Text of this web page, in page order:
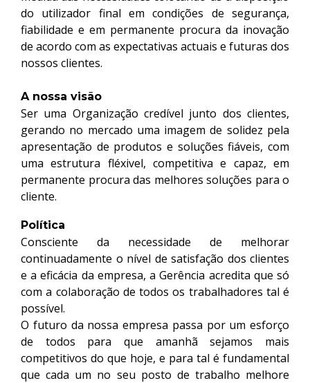
do utilizador final em condições de segurança,
fiabilidade e em permanente procura da inovação
de acordo com as expectativas actuais e futuras dos
nossos clientes.
A nossa visão
Ser uma Organização credível junto dos clientes,
gerando no mercado uma imagem de solidez pela
apresentação de produtos e soluções fiáveis, com
uma estrutura fléxivel, competitiva e capaz, em
permanente procura das melhores soluções para o
cliente.
louis vuitton replica
Política
Consciente da necessidade de melhorar
continuadamente o nível de satisfação dos clientes
e a eficácia da empresa, a Gerência acredita que só
com a colaboração de todos os trabalhadores tal é
possível.
O futuro da nossa empresa passa por um esforço
de todos para que amanhã sejamos mais
competitivos do que hoje, e para tal é fundamental
que cada um no seu posto de trabalho melhore